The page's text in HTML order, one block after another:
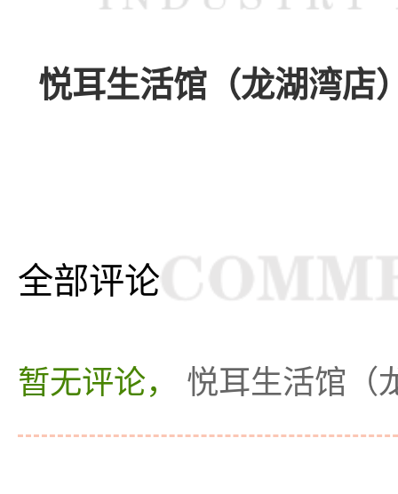
悦耳生活馆（龙湖湾店
全部评论
暂无评论， 悦耳生活馆（